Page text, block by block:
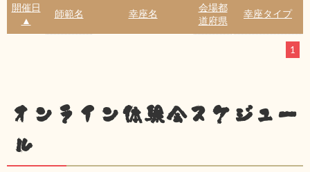
開催日
▲
師範名 幸座名
会場都
道府県
幸座タイプ
1
オンライン体験会スケジュー
ル